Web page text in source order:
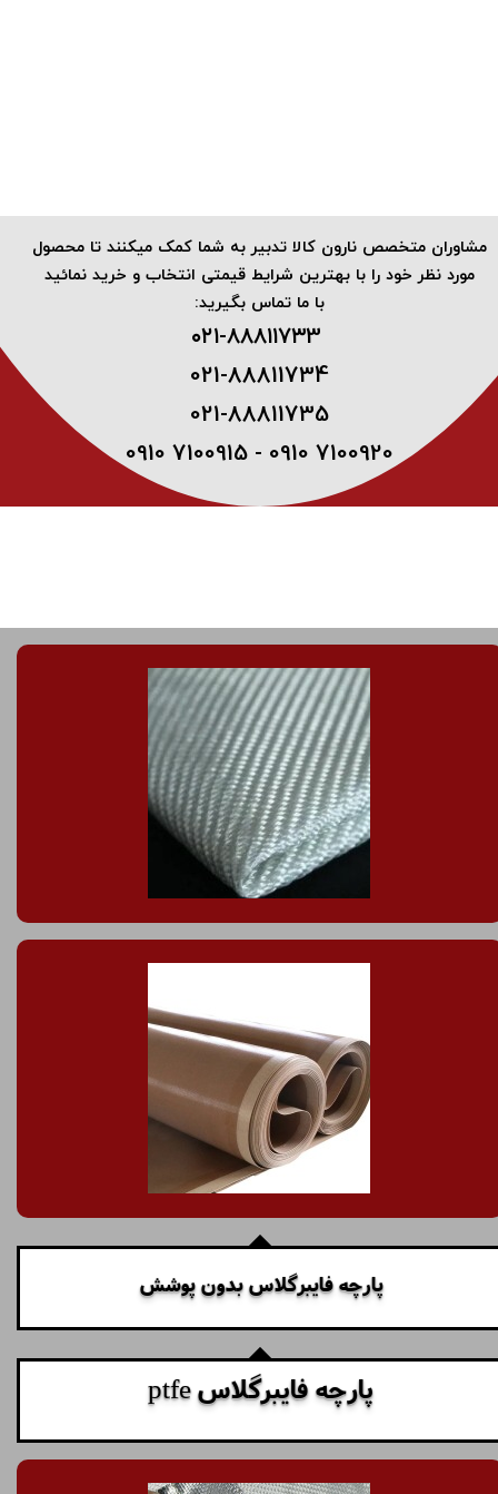
​مشاوران متخصص نارون کالا تدبیر به شما کمک میکنند تا محصول
مورد نظر خود را با بهترین شرایط قیمتی انتخاب و خرید نمائید
با ما تماس بگیرید:
۰۲۱-۸۸۸۱۱۷۳3 ​
021-88811734
021-88811735
0910 7100915 - 0910 7100920
پارچه فایبرگلاس بدون پوشش
پارچه فایبرگلاس ptfe